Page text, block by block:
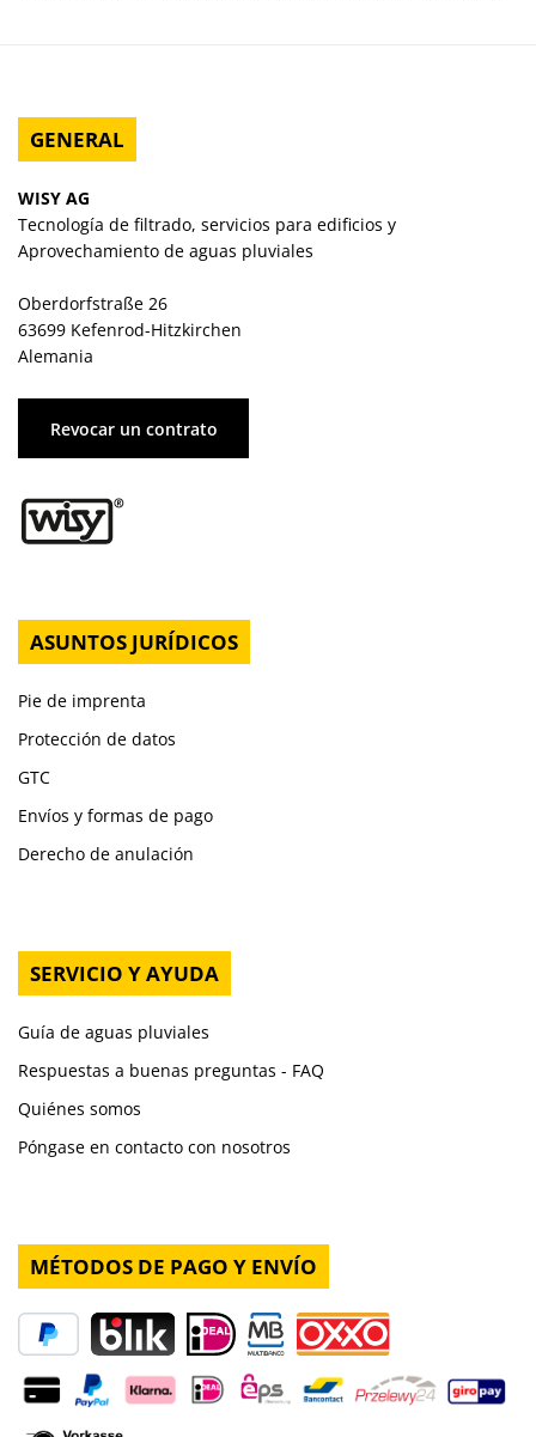
GENERAL
WISY AG
Tecnología de filtrado, servicios para edificios y
Aprovechamiento de aguas pluviales
Oberdorfstraße 26
63699 Kefenrod-Hitzkirchen
Alemania
Revocar un contrato
ASUNTOS JURÍDICOS
Pie de imprenta
Protección de datos
GTC
Envíos y formas de pago
Derecho de anulación
SERVICIO Y AYUDA
Guía de aguas pluviales
Respuestas a buenas preguntas - FAQ
Quiénes somos
Póngase en contacto con nosotros
MÉTODOS DE PAGO Y ENVÍO